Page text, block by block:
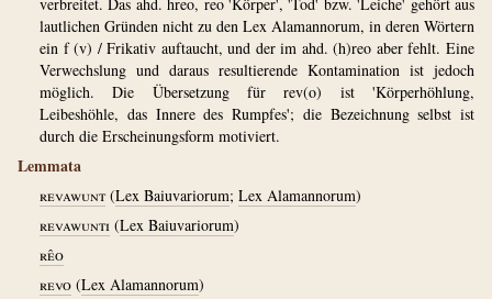
lautlichen Gründen nicht zu den Lex Alamannorum, in deren Wörtern
ein f (v) / Frikativ auftaucht, und der im ahd. (h)reo aber fehlt. Eine
Verwechslung und daraus resultierende Kontamination ist jedoch
möglich. Die Übersetzung für rev(o) ist 'Körperhöhlung,
Leibeshöhle, das Innere des Rumpfes'; die Bezeichnung selbst ist
durch die Erscheinungsform motiviert.
Lemmata
revawunt(Lex Baiuvariorum; Lex Alamannorum)
revawunti (Lex Baiuvariorum)
rêo
revo (Lex Alamannorum)